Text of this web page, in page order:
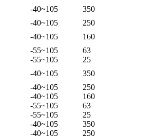
-40~105
350
-40~105
250
-40~105
160
-55~105
63
-55~105
25
-40~105
350
-40~105
250
-40~105
160
-55~105
63
-55~105
25
-40~105
350
-40~105
250